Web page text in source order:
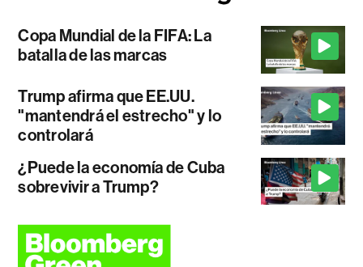
Copa Mundial de la FIFA: La
batalla de las marcas
Trump afirma que EE.UU.
"mantendrá el estrecho" y lo
controlará
¿Puede la economía de Cuba
sobrevivir a Trump?